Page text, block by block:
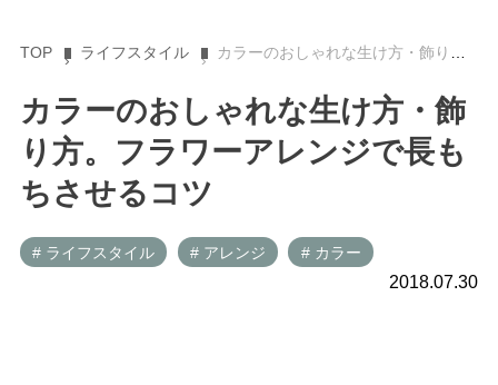
TOP ライフスタイル カラーのおしゃれな生け方・飾り方。フラワーアレンジで長もちさせるコツ
カラーのおしゃれな生け方・飾
り方。フラワーアレンジで長も
ちさせるコツ
# ライフスタイル # アレンジ # カラー
2018.07.30